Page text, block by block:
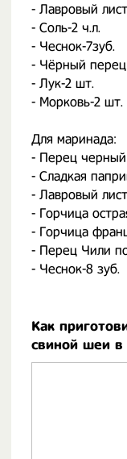
- Лавровый
- Соль-2 ч.л.⠀
- Чеснок-7зуб.⠀
- Чёрный перец
- Лук-2 шт.⠀
- Морковь-2 шт.⠀
Для маринада:⠀
- Перец черный
- Сладкая
- Лавровый
- Горчица
- Горчица
- Перец Чили по
- Чеснок-8 зуб.⠀
Как
свиной шеи в